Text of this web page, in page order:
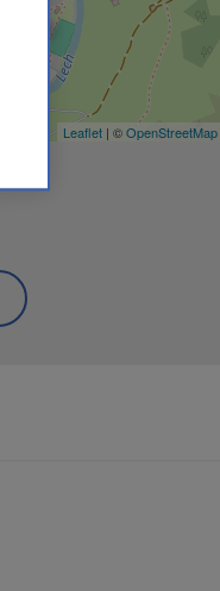
Leaflet | ©OpenStreetMap